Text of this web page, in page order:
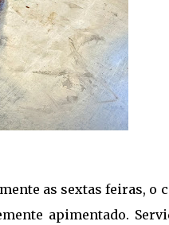
as sextas feiras, o
apimentado.